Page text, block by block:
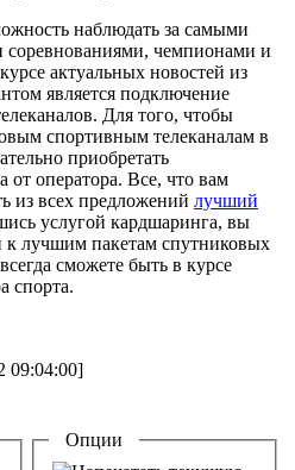
наблюдать за самыми
чемпионами и
актуальных новостей из
является подключение
Для того, чтобы
спортивным телеканалам в
приобретать
от оператора. Все, что вам
из всех предложений лучший
услугой кардшаринга, вы
к лучшим пакетам спутниковых
сможете быть в курсе
спорта.
09:04:00]
Опции